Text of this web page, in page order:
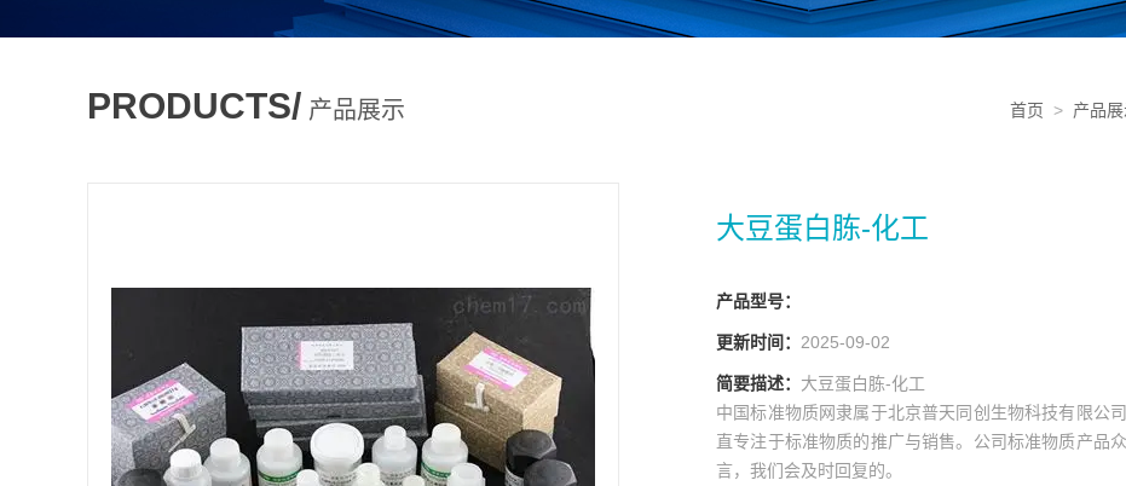
PRODUCTS/ 产品展示 首页 > 产品
大豆蛋白胨-化工
产品型号：
更新时间： 2025-09-02
简要描述： 大豆蛋白胨-化工
中国标准物质网隶属于北京普天同创生物科技有限公
直专注于标准物质的推广与销售。公司标准物质产品
言，我们会及时回复的。